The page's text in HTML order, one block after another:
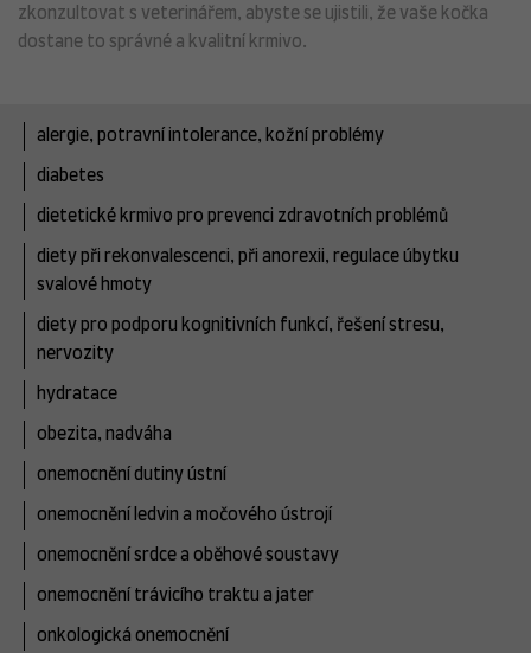
zkonzultovat s veterinářem, abyste se ujistili, že vaše kočka
dostane to správné a kvalitní krmivo.
alergie, potravní intolerance, kožní problémy
diabetes
dietetické krmivo pro prevenci zdravotních problémů
diety při rekonvalescenci, při anorexii, regulace úbytku
svalové hmoty
diety pro podporu kognitivních funkcí, řešení stresu,
nervozity
hydratace
obezita, nadváha
onemocnění dutiny ústní
onemocnění ledvin a močového ústrojí
onemocnění srdce a oběhové soustavy
onemocnění trávicího traktu a jater
onkologická onemocnění